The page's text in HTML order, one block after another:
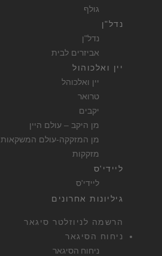
גולף
נדל"ן
נדל"ן
אביזרים לבית
יין ואלכוהול
יין ואלכוהל
טרואר
יקבים
מן היקב – עולם היין
מן המזקקה-עולם המשקאות
מזקקות
ליידי'ס
ליידי'ס
גיליונות אחרונים
הרשמה לניוזלטר סיגאר
ניחוח הסיגאר
ניחוח הסיגאר